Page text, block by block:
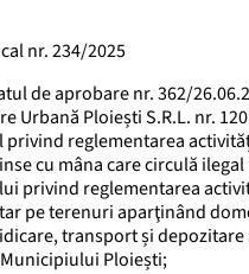
nr. 234/2025
de aprobare nr. 362/
Urbană Ploiești S.R.L. nr.
privind reglementarea
cu mâna care circulă
privind reglementarea
pe terenuri aparţinând
transport și
Ploiești;